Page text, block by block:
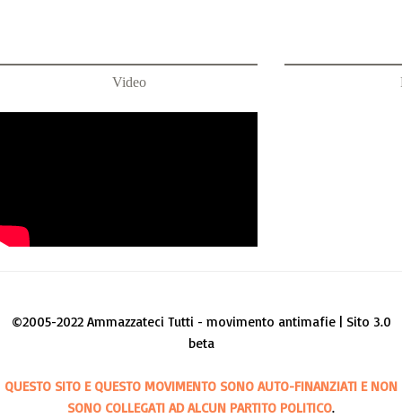
Video
©2005-2022 Ammazzateci Tutti - movimento antimafie | Sito 3.0
beta
QUESTO SITO E QUESTO MOVIMENTO SONO AUTO-FINANZIATI E NON
SONO COLLEGATI AD ALCUN PARTITO POLITICO.